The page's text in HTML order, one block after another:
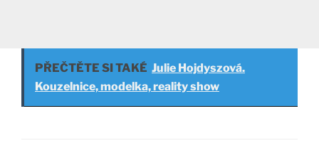
PŘEČTĚTE SI TAKÉ Julie Hojdyszová.
Kouzelnice, modelka, reality show